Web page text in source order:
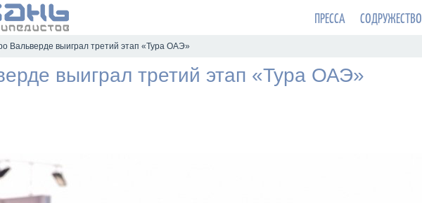
ПРЕССА СОДРУЖЕСТВО
Вальверде выиграл третий этап «Тура ОАЭ»
выиграл третий этап «Тура ОАЭ»